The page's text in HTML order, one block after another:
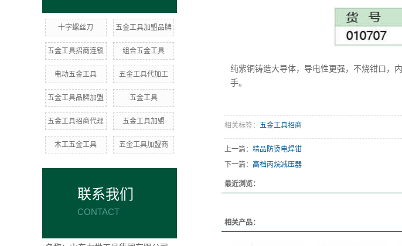
十字螺丝刀 五金工具加盟品牌
五金工具招商连锁 组合五金工具
电动五金工具 五金工具代加工
五金工具品牌加盟 五金工具
五金工具招商代理 五金工具加盟
木工五金工具 五金工具加盟商
联系我们
CONTACT
纯紫铜铸造大导体，导电性更强，不烧钳口，
手。
相关标签： 五金工具招商
上一篇： 精品防烫电焊钳
下一篇： 高档丙烷减压器
最近浏览：
相关产品：